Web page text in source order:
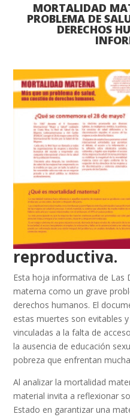
MORTALIDAD
PROBLEMA DE
DERECHOS
reproductiva.
Esta hoja informativa de Las
materna como un grave
derechos humanos. El
estas muertes son evitables
vinculadas a la falta de
la ausencia de educación
pobreza que enfrentan
Al analizar la mortalidad
material invita a reflexionar
Estado en garantizar una